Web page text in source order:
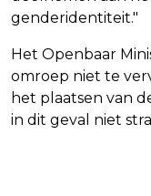
genderidentiteit."
Het Openbaar
omroep niet te
het plaatsen van
in dit geval niet